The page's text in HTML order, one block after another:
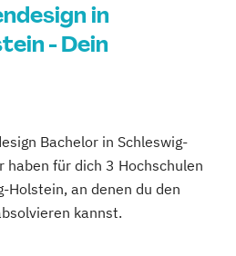
in
- Dein
Bachelor in Schleswig-
haben für dich 3 Hochschulen
Holstein, an denen du den
kannst.